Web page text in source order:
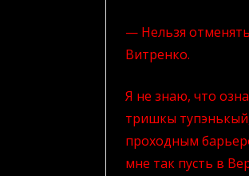
— Нельзя
Витренко.
Я не знаю, что
тришкы
проходным
мне так пусть в